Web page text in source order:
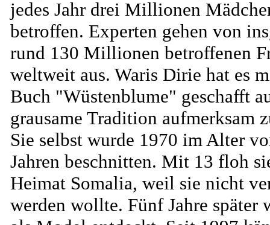
jedes Jahr drei Millionen
betroffen. Experten gehen von
rund 130 Millionen betroffenen
weltweit aus. Waris Dirie hat es
Buch "Wüstenblume" geschafft
grausame Tradition aufmerksam
Sie selbst wurde 1970 im Alter
Jahren beschnitten. Mit 13 floh
Heimat Somalia, weil sie nicht
werden wollte. Fünf Jahre später